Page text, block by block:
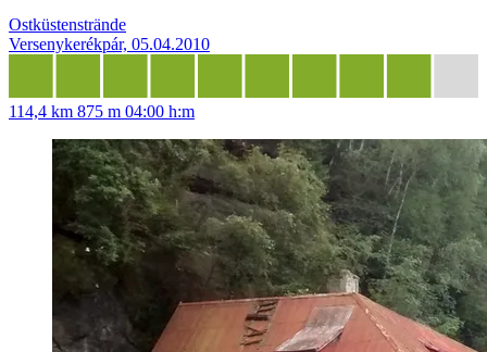
Ostküstenstrände
Versenykerékpár, 05.04.2010
114,4 km 875 m 04:00 h:m